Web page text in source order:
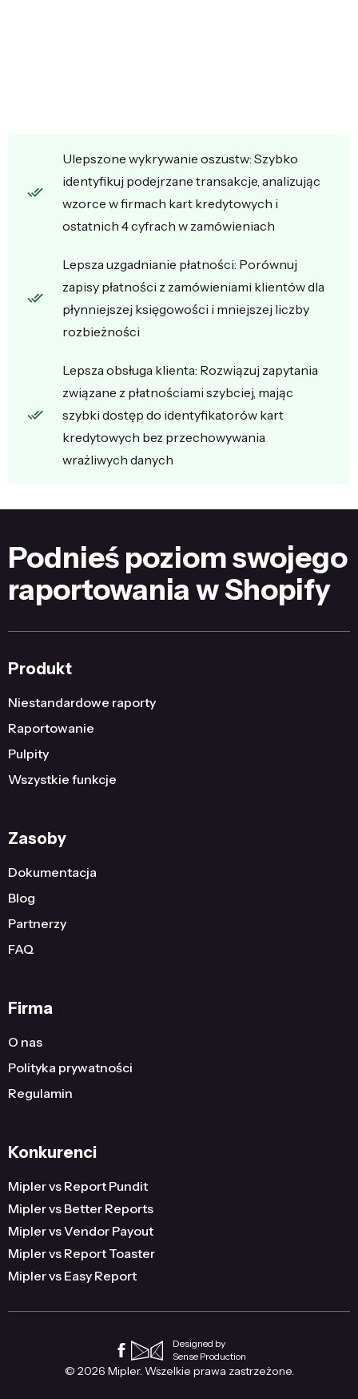
Ulepszone wykrywanie oszustw: Szybko
identyfikuj podejrzane transakcje, analizując
wzorce w firmach kart kredytowych i
ostatnich 4 cyfrach w zamówieniach
Lepsza uzgadnianie płatności: Porównuj
zapisy płatności z zamówieniami klientów dla
płynniejszej księgowości i mniejszej liczby
rozbieżności
Lepsza obsługa klienta: Rozwiązuj zapytania
związane z płatnościami szybciej, mając
szybki dostęp do identyfikatorów kart
kredytowych bez przechowywania
wrażliwych danych
Podnieś poziom swojego
raportowania w Shopify
Produkt
Niestandardowe raporty
Raportowanie
Pulpity
Wszystkie funkcje
Zasoby
Dokumentacja
Blog
Partnerzy
FAQ
Firma
O nas
Polityka prywatności
Regulamin
Konkurenci
Mipler vs Report Pundit
Mipler vs Better Reports
Mipler vs Vendor Payout
Mipler vs Report Toaster
Mipler vs Easy Report
Designed by
Sense Production
© 2026 Mipler. Wszelkie prawa zastrzeżone.